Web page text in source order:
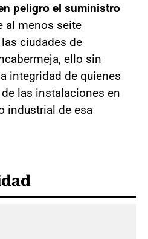
peligro el suministro
al menos seite
ciudades de
ello sin
integridad de quienes
las instalaciones en
industrial de esa